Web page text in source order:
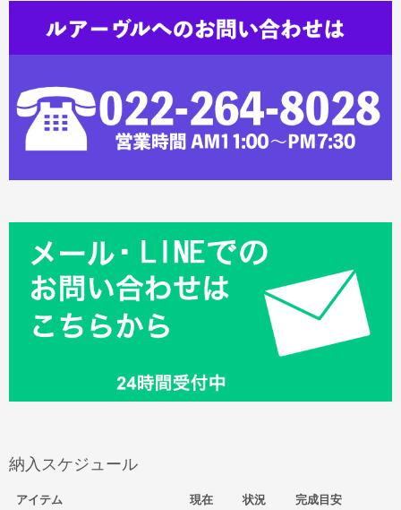
納入スケジュール
アイテム 現在 状況
完成目安